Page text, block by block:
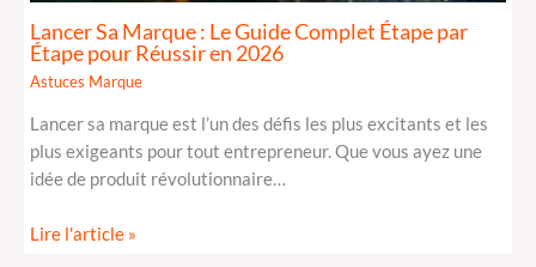
Lancer Sa Marque : Le Guide Complet Étape par
Étape pour Réussir en 2026
Astuces Marque
Lancer sa marque est l’un des défis les plus excitants et les
plus exigeants pour tout entrepreneur. Que vous ayez une
idée de produit révolutionnaire…
Lire l'article »